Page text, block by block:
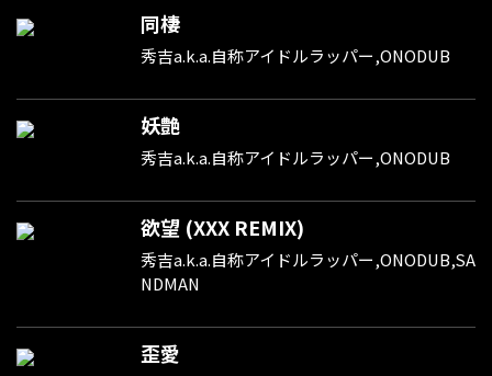
同棲
秀吉a.k.a.自称アイドルラッパー,ONODUB
妖艶
秀吉a.k.a.自称アイドルラッパー,ONODUB
欲望 (XXX REMIX)
秀吉a.k.a.自称アイドルラッパー,ONODUB,SA
NDMAN
歪愛